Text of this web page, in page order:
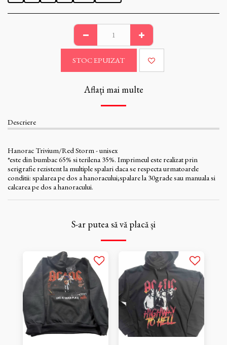
STOC EPUIZAT
Aflați mai multe
Descriere
Hanorac Trivium/Red Storm - unisex
*este din bumbac 65% si terilena 35%. Imprimeul este realizat prin
serigrafie rezistent la multiple spalari daca se respecta urmatoarele
conditii: spalarea pe dos a hanoracului;spalare la 30grade sau manuala si
calcarea pe dos a hanoracului.
S-ar putea să vă placă și